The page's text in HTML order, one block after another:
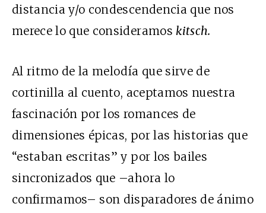
distancia y/o condescendencia que nos
merece lo que consideramos kitsch.
Al ritmo de la melodía que sirve de
cortinilla al cuento, aceptamos nuestra
fascinación por los romances de
dimensiones épicas, por las historias que
“estaban escritas” y por los bailes
sincronizados que –ahora lo
confirmamos– son disparadores de ánimo